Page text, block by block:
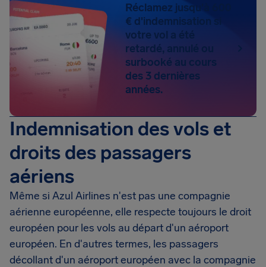
Réclamez jusqu'à 600
€ d'indemnisation si
votre vol a été
retardé, annulé ou
surbooké au cours
des 3 dernières
années.
Indemnisation des vols et
droits des passagers
aériens
Même si Azul Airlines n'est pas une compagnie
aérienne européenne, elle respecte toujours le droit
européen pour les vols au départ d'un aéroport
européen. En d'autres termes, les passagers
décollant d'un aéroport européen avec la compagnie